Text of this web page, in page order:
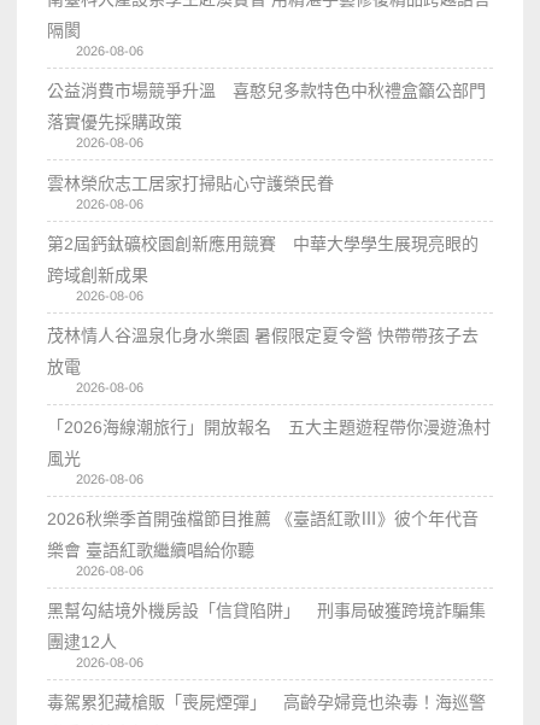
隔閡
2026-08-06
公益消費市場競爭升溫 喜憨兒多款特色中秋禮盒籲公部門
落實優先採購政策
2026-08-06
雲林榮欣志工居家打掃貼心守護榮民眷
2026-08-06
第2屆鈣鈦礦校園創新應用競賽 中華大學學生展現亮眼的
跨域創新成果
2026-08-06
茂林情人谷溫泉化身水樂園 暑假限定夏令營 快帶帶孩子去
放電
2026-08-06
「2026海線潮旅行」開放報名 五大主題遊程帶你漫遊漁村
風光
2026-08-06
2026秋樂季首開強檔節目推薦 《臺語紅歌Ⅲ》彼个年代音
樂會 臺語紅歌繼續唱給你聽
2026-08-06
黑幫勾結境外機房設「信貸陷阱」 刑事局破獲跨境詐騙集
團逮12人
2026-08-06
毒駕累犯藏槍販「喪屍煙彈」 高齡孕婦竟也染毒！海巡警